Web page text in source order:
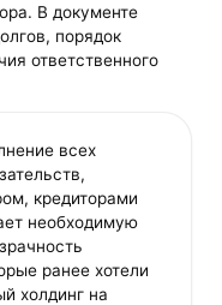
В документе
порядок
ответственного
всех
кредиторами
необходимую
ранее хотели
холдинг на